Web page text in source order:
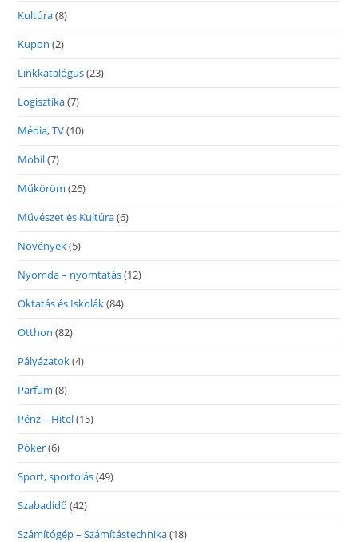
Kultúra(8)
Kupon (2)
Linkkatalógus(23)
Logisztika(7)
Média, TV(10)
Mobil(7)
Műköröm (26)
Művészet és Kultúra(6)
Növények(5)
Nyomda – nyomtatás(12)
Oktatás és Iskolák(84)
Otthon (82)
Pályázatok(4)
Parfüm (8)
Pénz – Hitel(15)
Póker(6)
Sport, sportolás(49)
Szabadidő (42)
Számítógép – Számítástechnika(18)